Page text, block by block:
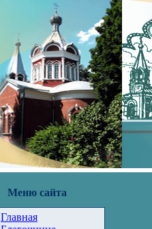
Меню сайта
Главная